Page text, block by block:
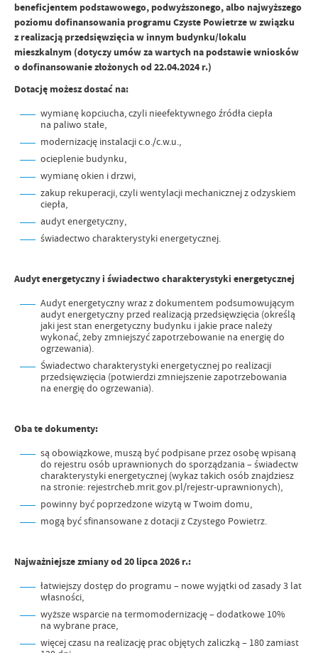
beneficjentem podstawowego, podwyższonego, albo najwyższego
poziomu dofinansowania programu Czyste Powietrze w związku
z realizacją przedsięwzięcia w innym budynku/lokalu
mieszkalnym (dotyczy umów za wartych na podstawie wniosków
o dofinansowanie złożonych od 22.04.2024 r.)
Dotację możesz dostać na:
wymianę kopciucha, czyli nieefektywnego źródła ciepła
na paliwo stałe,
modernizację instalacji c.o./c.w.u.,
ocieplenie budynku,
wymianę okien i drzwi,
zakup rekuperacji, czyli wentylacji mechanicznej z odzyskiem
ciepła,
audyt energetyczny,
świadectwo charakterystyki energetycznej.
Audyt energetyczny i świadectwo charakterystyki energetycznej
Audyt energetyczny wraz z dokumentem podsumowującym
audyt energetyczny przed realizacją przedsięwzięcia (określą
jaki jest stan energetyczny budynku i jakie prace należy
wykonać, żeby zmniejszyć zapotrzebowanie na energię do
ogrzewania).
Świadectwo charakterystyki energetycznej po realizacji
przedsięwzięcia (potwierdzi zmniejszenie zapotrzebowania
na energię do ogrzewania).
Oba te dokumenty:
są obowiązkowe, muszą być podpisane przez osobę wpisaną
do rejestru osób uprawnionych do sporządzania – świadectw
charakterystyki energetycznej (wykaz takich osób znajdziesz
na stronie: rejestrcheb.mrit.gov.pl/rejestr-uprawnionych),
powinny być poprzedzone wizytą w Twoim domu,
mogą być sfinansowane z dotacji z Czystego Powietrz.
Najważniejsze zmiany od 20 lipca 2026 r.:
łatwiejszy dostęp do programu – nowe wyjątki od zasady 3 lat
własności,
wyższe wsparcie na termomodernizację – dodatkowe 10%
na wybrane prace,
więcej czasu na realizację prac objętych zaliczką – 180 zamiast